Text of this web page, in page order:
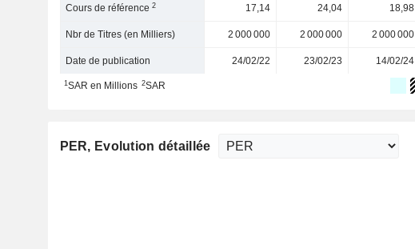
Cours de référence2 17,14 24,04 18,98
Nbr de Titres (en Milliers) 2 000 000 2 000 000 2 000 000
Date de publication 24/02/22 23/02/23 14/02/24
1SAR en Millions 2SAR
PER, Evolution détaillée